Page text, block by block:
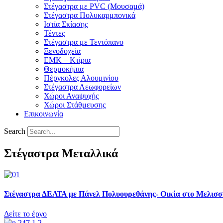
Στέγαστρα με PVC (Μουσαμά)
Στέγαστρα Πολυκαρμπονικά
Ιστία Σκίασης
Τέντες
Στέγαστρα με Τεντόπανο
Ξενοδοχεία
ΕΜΚ – Κτίρια
Θερμοκήπια
Πέργκολες Αλουμινίου
Στέγαστρα Λεωφορείων
Χώροι Αναψυχής
Χώροι Στάθμευσης
Επικοινωνία
Search
Στέγαστρα Μεταλλικά
Στέγαστρα ΔΕΛΤΑ με Πάνελ Πολυουρεθάνης- Οικία στο
Δείτε το έργο